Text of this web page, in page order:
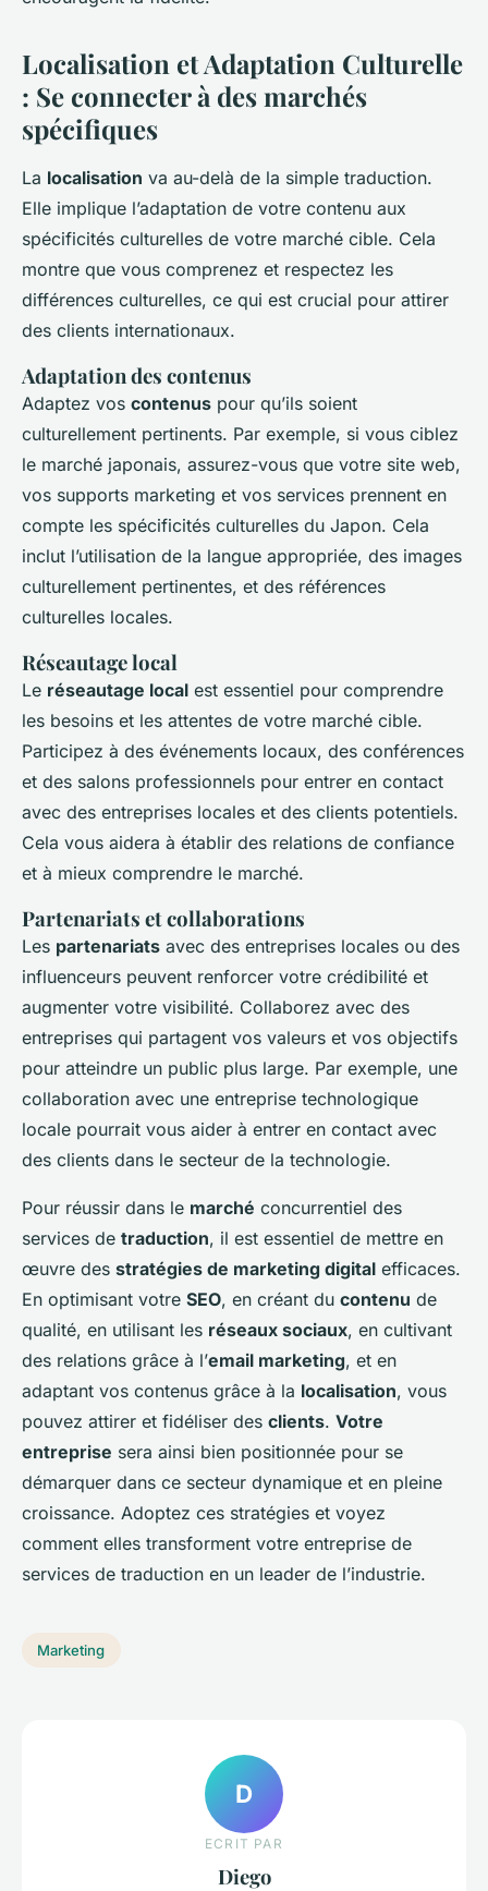
Localisation et Adaptation Culturelle
: Se connecter à des marchés
spécifiques
La localisation va au-delà de la simple traduction.
Elle implique l’adaptation de votre contenu aux
spécificités culturelles de votre marché cible. Cela
montre que vous comprenez et respectez les
différences culturelles, ce qui est crucial pour attirer
des clients internationaux.
Adaptation des contenus
Adaptez vos contenus pour qu’ils soient
culturellement pertinents. Par exemple, si vous ciblez
le marché japonais, assurez-vous que votre site web,
vos supports marketing et vos services prennent en
compte les spécificités culturelles du Japon. Cela
inclut l’utilisation de la langue appropriée, des images
culturellement pertinentes, et des références
culturelles locales.
Réseautage local
Le réseautage local est essentiel pour comprendre
les besoins et les attentes de votre marché cible.
Participez à des événements locaux, des conférences
et des salons professionnels pour entrer en contact
avec des entreprises locales et des clients potentiels.
Cela vous aidera à établir des relations de confiance
et à mieux comprendre le marché.
Partenariats et collaborations
Les partenariats avec des entreprises locales ou des
influenceurs peuvent renforcer votre crédibilité et
augmenter votre visibilité. Collaborez avec des
entreprises qui partagent vos valeurs et vos objectifs
pour atteindre un public plus large. Par exemple, une
collaboration avec une entreprise technologique
locale pourrait vous aider à entrer en contact avec
des clients dans le secteur de la technologie.
Pour réussir dans le marché concurrentiel des
services de traduction, il est essentiel de mettre en
œuvre des stratégies de marketing digital efficaces.
En optimisant votre SEO, en créant du contenu de
qualité, en utilisant les réseaux sociaux, en cultivant
des relations grâce à l’email marketing, et en
adaptant vos contenus grâce à la localisation, vous
pouvez attirer et fidéliser des clients. Votre
entreprise sera ainsi bien positionnée pour se
démarquer dans ce secteur dynamique et en pleine
croissance. Adoptez ces stratégies et voyez
comment elles transforment votre entreprise de
services de traduction en un leader de l’industrie.
Marketing
D
ECRIT PAR
Diego